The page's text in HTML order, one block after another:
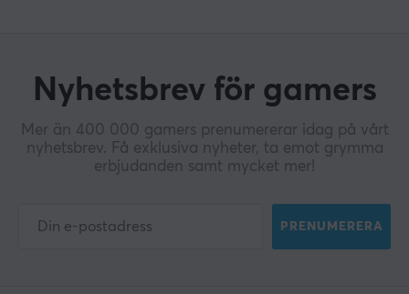
Nyhetsbrev för gamers
Mer än 400 000 gamers prenumererar idag på vårt
nyhetsbrev. Få exklusiva nyheter, ta emot grymma
erbjudanden samt mycket mer!
PRENUMERERA